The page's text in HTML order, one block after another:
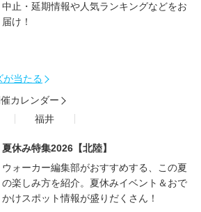
中止・延期情報や人気ランキングなどをお
届け！
が当たる
カレンダー
福井
夏休み特集2026【北陸】
ウォーカー編集部がおすすめする、この夏
の楽しみ方を紹介。夏休みイベント＆おで
かけスポット情報が盛りだくさん！